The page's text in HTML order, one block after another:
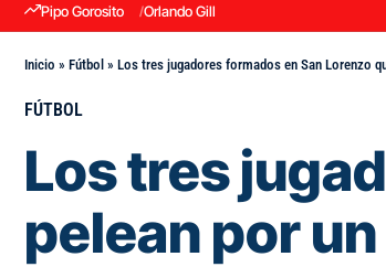
Pipo Gorosito Orlando Gill
Inicio » Fútbol » Los tres jugadores formados en San Lorenzo
FÚTBOL
Los tres
pelean por